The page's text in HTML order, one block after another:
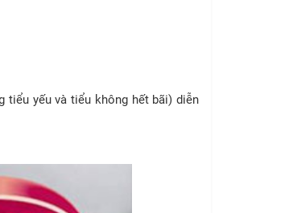
tiểu yếu và tiểu không hết bãi) diễn